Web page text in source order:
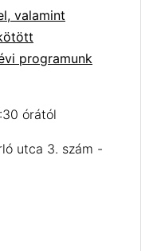
valamint
programunk
órától
utca 3. szám -